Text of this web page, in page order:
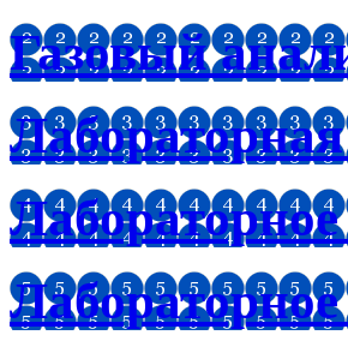
Газовый